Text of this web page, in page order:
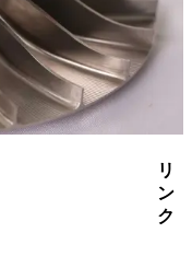
リ
ン
ク